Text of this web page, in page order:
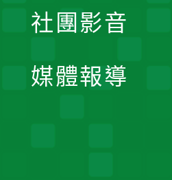
社團影音
媒體報導